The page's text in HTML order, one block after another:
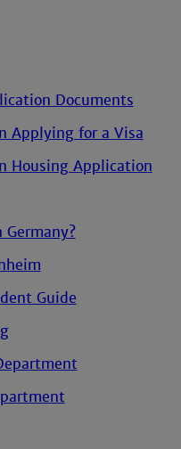
Documents
Applying for a Visa
Housing Application
Guide